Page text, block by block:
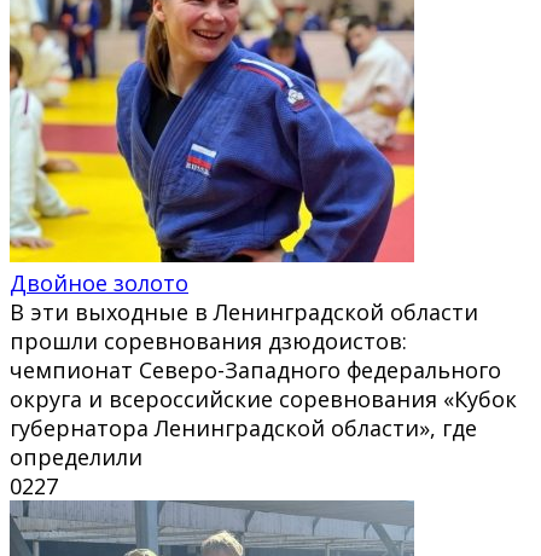
Двойное золото
В эти выходные в Ленинградской области
прошли соревнования дзюдоистов:
чемпионат Северо-Западного федерального
округа и всероссийские соревнования «Кубок
губернатора Ленинградской области», где
определили
0227